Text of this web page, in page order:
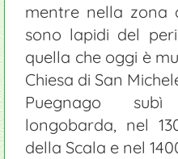
mentre nella zona
sono lapidi del
quella che oggi è
Chiesa di San
Puegnago
longobarda, nel
della Scala e nel